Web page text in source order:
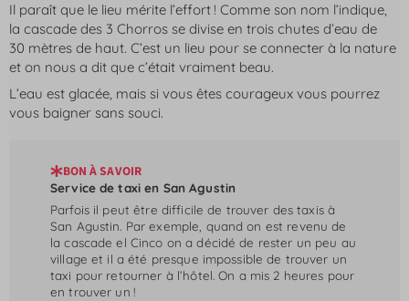
Il paraît que le lieu mérite l’effort ! Comme son nom l’indique,
la cascade des 3 Chorros se divise en trois chutes d’eau de
30 mètres de haut. C’est un lieu pour se connecter à la nature
et on nous a dit que c’était vraiment beau.
L’eau est glacée, mais si vous êtes courageux vous pourrez
vous baigner sans souci.
BON À SAVOIR
Service de taxi en San Agustin
Parfois il peut être difficile de trouver des taxis à
San Agustin. Par exemple, quand on est revenu de
la cascade el Cinco on a décidé de rester un peu au
village et il a été presque impossible de trouver un
taxi pour retourner à l’hôtel. On a mis 2 heures pour
en trouver un !